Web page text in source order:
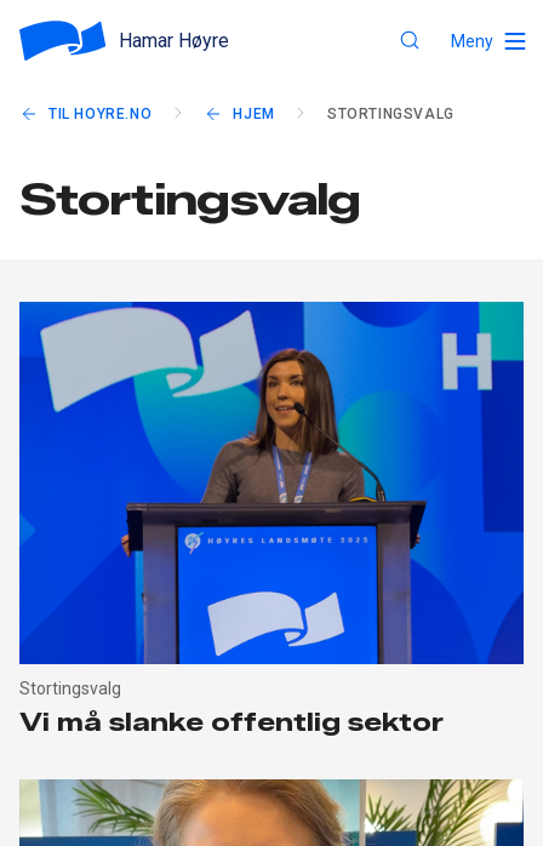
Hamar Høyre Meny
TIL HOYRE.NO HJEM STORTINGSVALG
Stortingsvalg
Stortingsvalg
Vi må slanke offentlig sektor